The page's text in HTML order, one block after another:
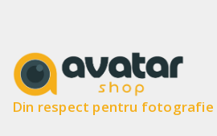
Din respect pentru fotografie